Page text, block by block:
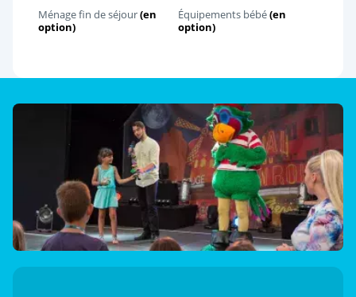
Ménage fin de séjour(en
option)
Équipements bébé(en
option)